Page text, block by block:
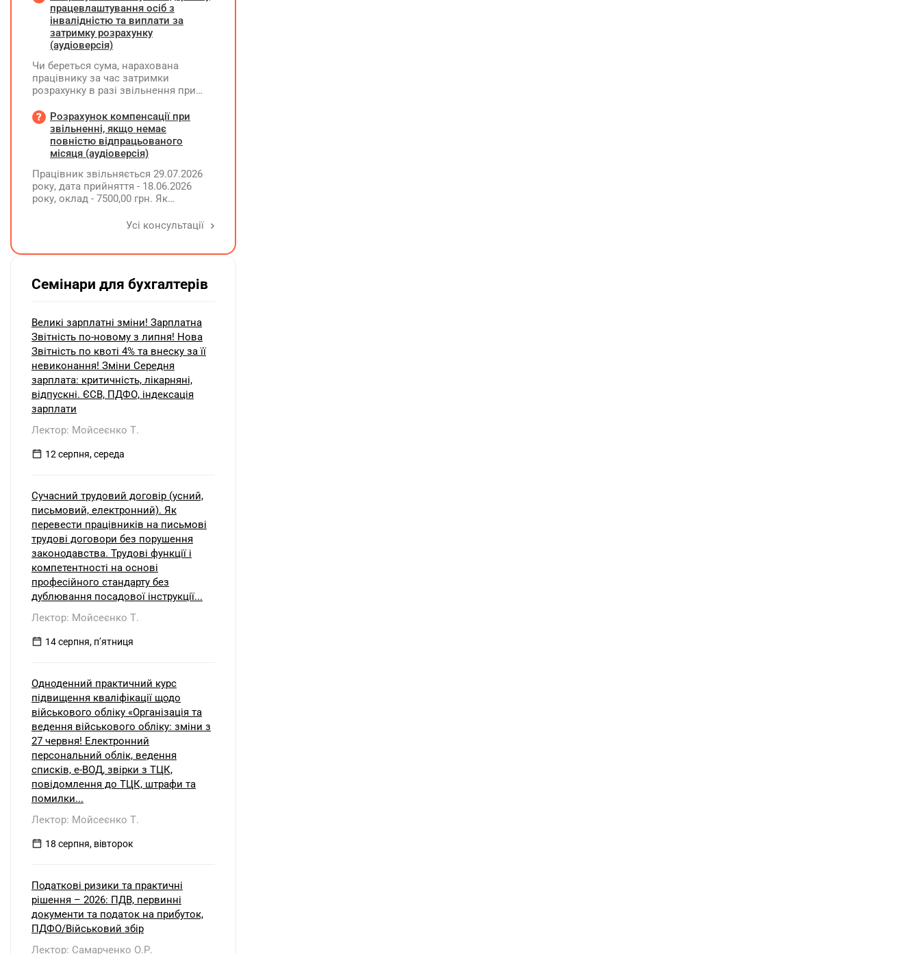
чи рахується це як два роботодавці?
працевлаштування осіб з
інвалідністю та виплати за
затримку розрахунку
(аудіоверсія)
Чи береться сума, нарахована
працівнику за час затримки
розрахунку в разі звільнення при
заробітної плати (винагороди), для
розрахунку внеску на підтримку
працевлаштування осіб з
інвалідністю?
Розрахунок компенсації при
звільненні, якщо немає
повністю відпрацьованого
місяця (аудіоверсія)
Працівник звільняється 29.07.2026
року, дата прийняття - 18.06.2026
року, оклад - 7500,00 грн. Як
невикористаних днів відпустки при
Усі консультації
Семінари для бухгалтерів
Великі зарплатні зміни! Зарплатна
Звітність по-новому з липня! Нова
Звітність по квоті 4% та внеску за її
невиконання! Зміни Середня
зарплата: критичність, лікарняні,
відпускні. ЄСВ, ПДФО, індексація
зарплати
Лектор: Мойсеєнко Т.
12 серпня, середа
Сучасний трудовий договір (усний,
письмовий, електронний). Як
перевести працівників на письмові
трудові договори без порушення
законодавства. Трудові функції і
компетентності на основі
професійного стандарту без
дублювання посадової інструкції...
Лектор: Мойсеєнко Т.
14 серпня, пʼятниця
Одноденний практичний курс
підвищення кваліфікації щодо
військового обліку «Організація та
ведення військового обліку: зміни з
27 червня! Електронний
персональний облік, ведення
списків, е-ВОД, звірки з ТЦК,
повідомлення до ТЦК, штрафи та
помилки...
Лектор: Мойсеєнко Т.
18 серпня, вівторок
Податкові ризики та практичні
рішення – 2026: ПДВ, первинні
документи та податок на прибуток,
ПДФО/Військовий збір
Лектор: Самарченко О.Р.